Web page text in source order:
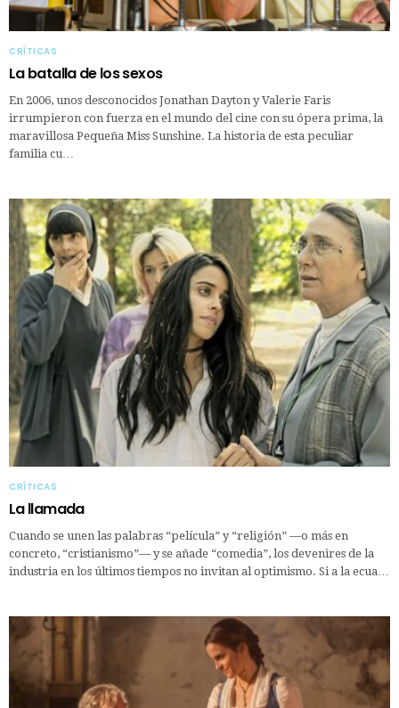
CRÍTICAS
La batalla de los sexos
En 2006, unos desconocidos Jonathan Dayton y Valerie Faris
irrumpieron con fuerza en el mundo del cine con su ópera prima, la
maravillosa Pequeña Miss Sunshine. La historia de esta peculiar
familia cu…
CRÍTICAS
La llamada
Cuando se unen las palabras “película” y “religión” —o más en
concreto, “cristianismo”— y se añade “comedia”, los devenires de la
industria en los últimos tiempos no invitan al optimismo. Si a la ecua…